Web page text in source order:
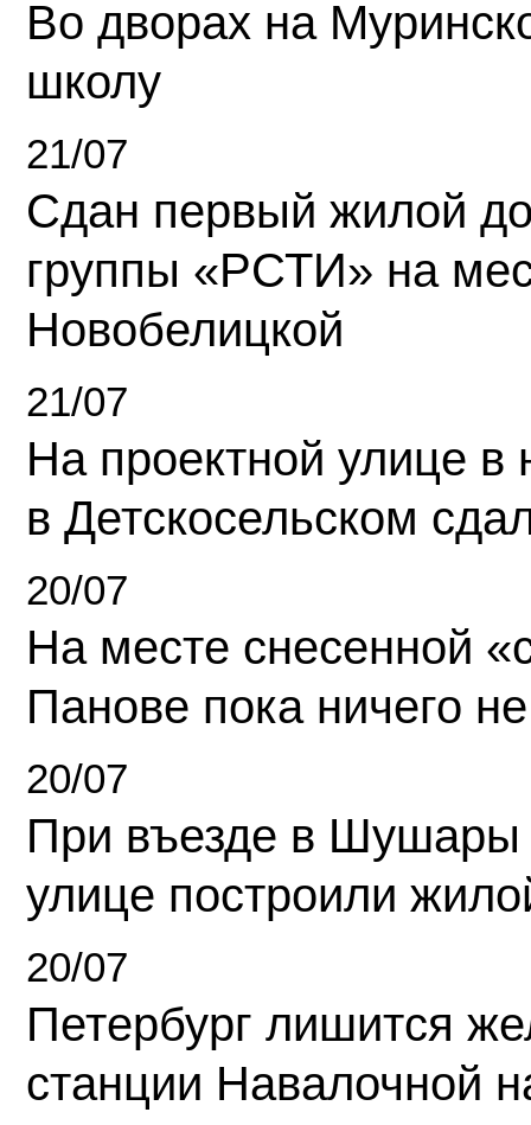
Во дворах на
школу
21/07
Сдан первый жилой
группы «РСТИ» на
Новобелицкой
21/07
На проектной улице
в Детскосельском
20/07
На месте снесенной
Панове пока ничего
20/07
При въезде в Шушары
улице построили
20/07
Петербург лишится
станции Навалочной